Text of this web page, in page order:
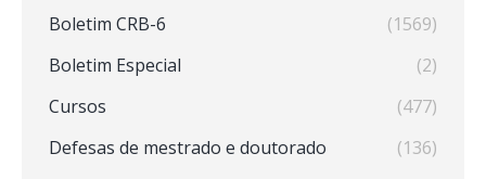
Boletim CRB-6
(1569)
Boletim Especial
(2)
Cursos
(477)
Defesas de mestrado e doutorado
(136)